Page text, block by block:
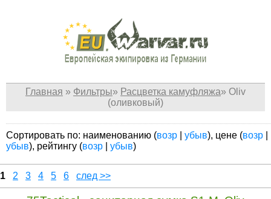
Главная » Фильтры» Расцветка камуфляжа» Oliv
(оливковый)
Сортировать по: наименованию (возр убыв), цене (возр
убыв), рейтингу (возр убыв)
1 2 3 4 5 6 след >>